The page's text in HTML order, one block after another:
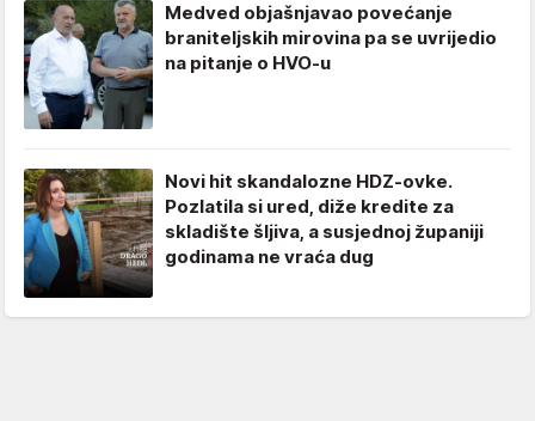
Medved objašnjavao povećanje
braniteljskih mirovina pa se uvrijedio
na pitanje o HVO-u
Novi hit skandalozne HDZ-ovke.
Pozlatila si ured, diže kredite za
skladište šljiva, a susjednoj županiji
godinama ne vraća dug